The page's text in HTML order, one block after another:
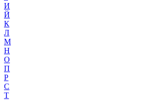
И
Й
К
Л
М
Н
О
П
Р
С
Т